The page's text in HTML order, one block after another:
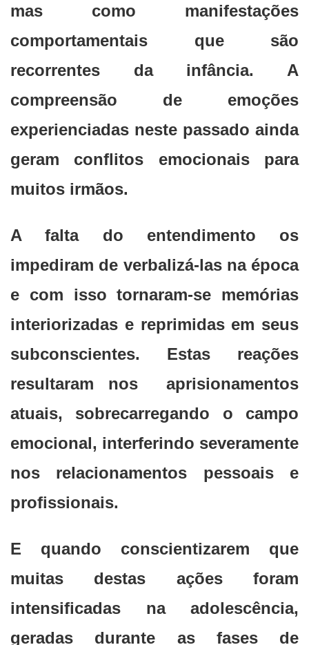
mas como manifestações
comportamentais que são
recorrentes da infância. A
compreensão de emoções
experienciadas neste passado ainda
geram conflitos emocionais para
muitos irmãos.
A falta do entendimento os
impediram de verbalizá-las na época
e com isso tornaram-se memórias
interiorizadas e reprimidas em seus
subconscientes. Estas reações
resultaram nos aprisionamentos
atuais, sobrecarregando o campo
emocional, interferindo severamente
nos relacionamentos pessoais e
profissionais.
E quando conscientizarem que
muitas destas ações foram
intensificadas na adolescência,
geradas durante as fases de